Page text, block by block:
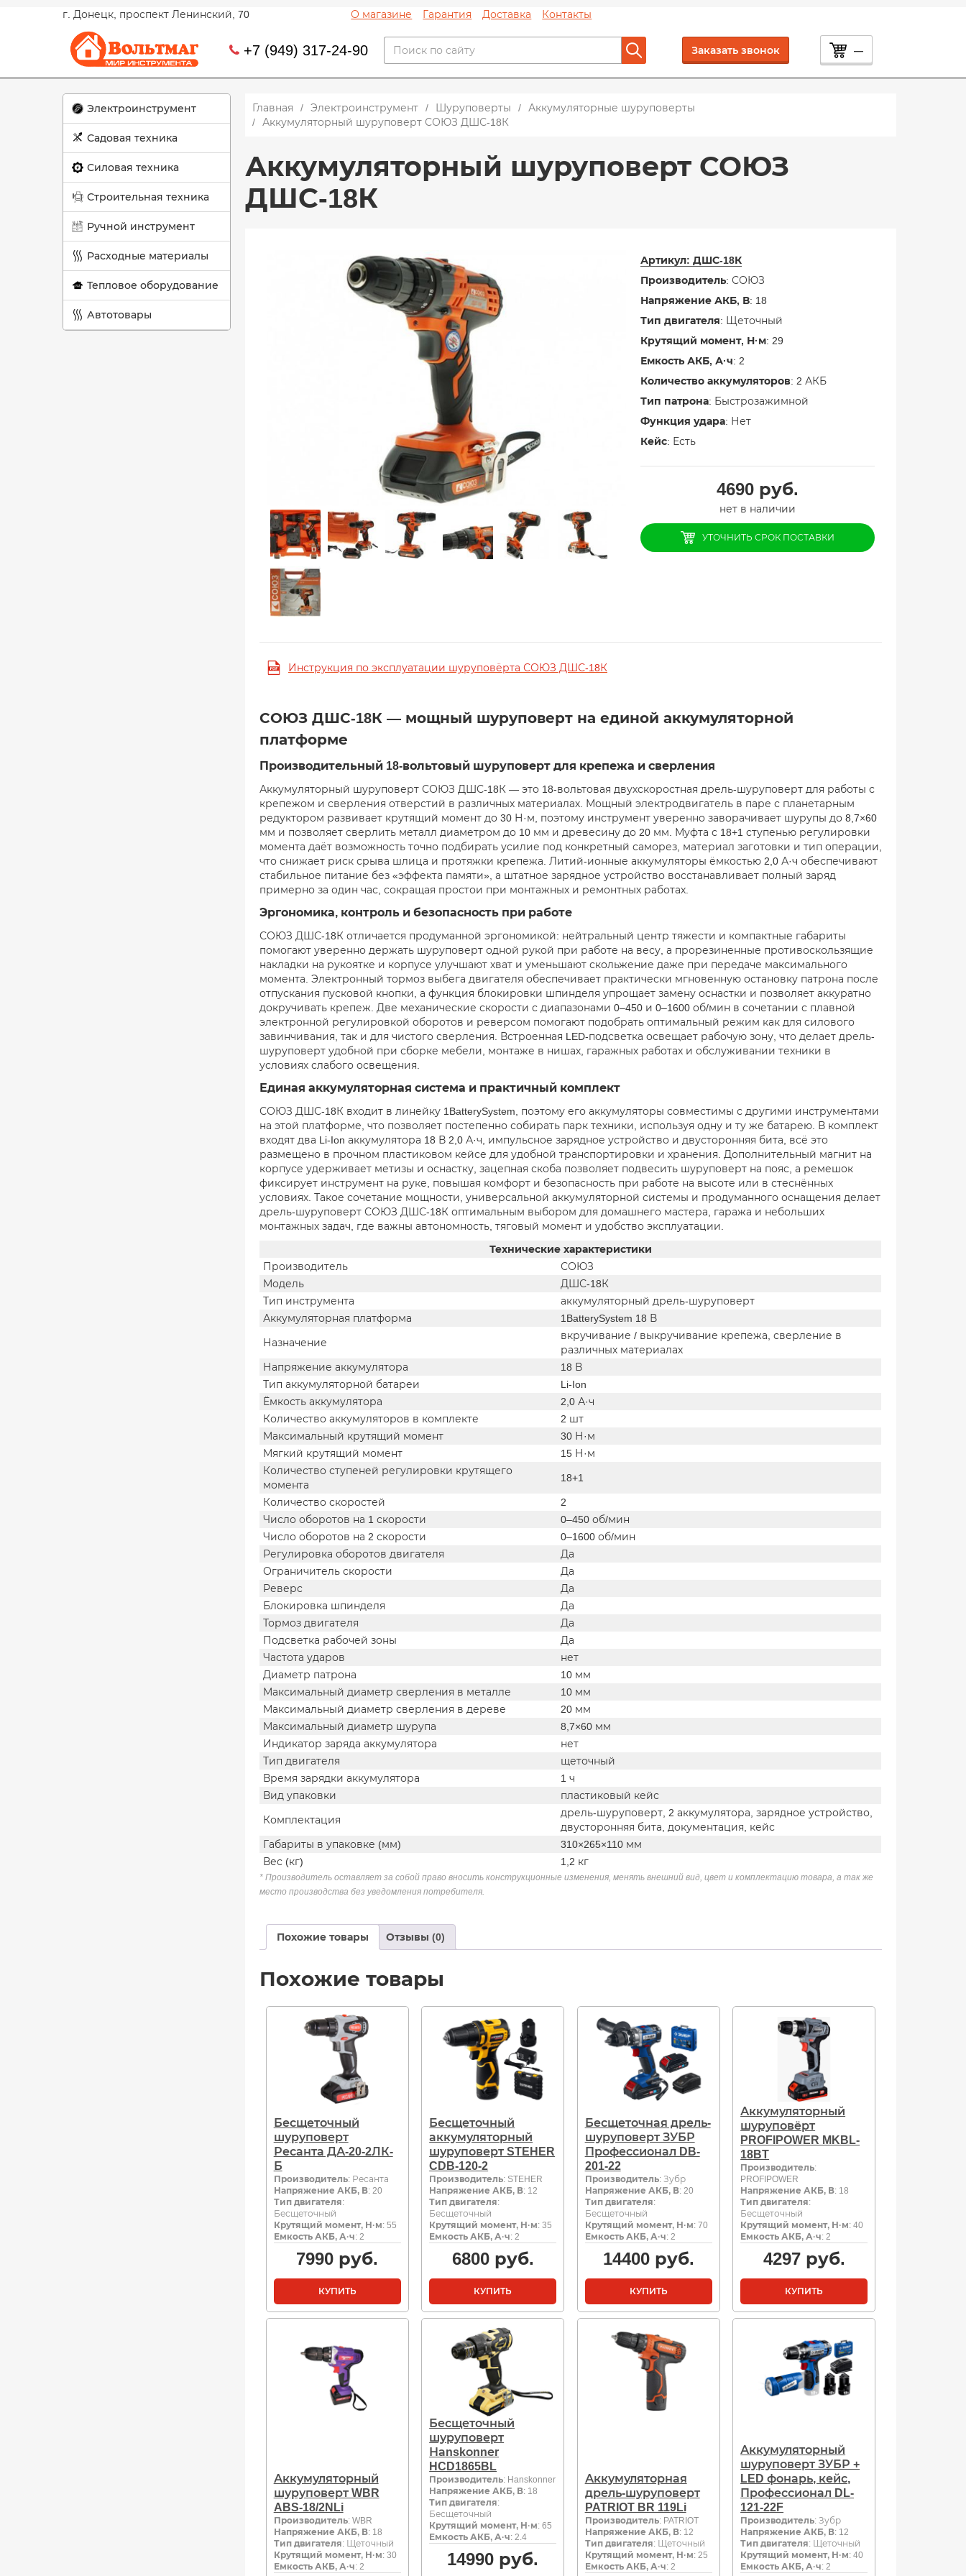
г. Донецк, проспект Ленинский, 70 О магазине Гарантия Доставка Контакты
+7 (949) 317-24-90 Заказать звонок —
Электроинструмент
Садовая техника
Силовая техника
Строительная техника
Ручной инструмент
Расходные материалы
Тепловое оборудование
Автотовары
Главная Электроинструмент Шуруповерты
Аккумуляторные шуруповерты
Аккумуляторный шуруповерт СОЮЗ ДШС-18К
Аккумуляторный шуруповерт СОЮЗ
ДШС-18К
Артикул: ДШС-18К
Производитель: СОЮЗ
Напряжение АКБ, В: 18
Тип двигателя: Щеточный
Крутящий момент, Н·м: 29
Емкость АКБ, А·ч: 2
Количество аккумуляторов: 2 АКБ
Тип патрона: Быстрозажимной
Функция удара: Нет
Кейс: Есть
4690руб.
нет в наличии
УТОЧНИТЬ СРОК ПОСТАВКИ
Инструкция по эксплуатации шуруповёрта СОЮЗ ДШС-18К
СОЮЗ ДШС-18К — мощный шуруповерт на единой аккумуляторной
платформе
Производительный 18-вольтовый шуруповерт для крепежа и сверления
Аккумуляторный шуруповерт СОЮЗ ДШС-18К — это 18-вольтовая двухскоростная дрель-шуруповерт для работы с
крепежом и сверления отверстий в различных материалах. Мощный электродвигатель в паре с планетарным
редуктором развивает крутящий момент до 30 Н·м, поэтому инструмент уверенно заворачивает шурупы до 8,7×60
мм и позволяет сверлить металл диаметром до 10 мм и древесину до 20 мм. Муфта с 18+1 ступенью регулировки
момента даёт возможность точно подбирать усилие под конкретный саморез, материал заготовки и тип операции,
что снижает риск срыва шлица и протяжки крепежа. Литий-ионные аккумуляторы ёмкостью 2,0 А·ч обеспечивают
стабильное питание без «эффекта памяти», а штатное зарядное устройство восстанавливает полный заряд
примерно за один час, сокращая простои при монтажных и ремонтных работах.
Эргономика, контроль и безопасность при работе
СОЮЗ ДШС-18К отличается продуманной эргономикой: нейтральный центр тяжести и компактные габариты
помогают уверенно держать шуруповерт одной рукой при работе на весу, а прорезиненные противоскользящие
накладки на рукоятке и корпусе улучшают хват и уменьшают скольжение даже при передаче максимального
момента. Электронный тормоз выбега двигателя обеспечивает практически мгновенную остановку патрона после
отпускания пусковой кнопки, а функция блокировки шпинделя упрощает замену оснастки и позволяет аккуратно
докручивать крепеж. Две механические скорости с диапазонами 0–450 и 0–1600 об/мин в сочетании с плавной
электронной регулировкой оборотов и реверсом помогают подобрать оптимальный режим как для силового
завинчивания, так и для чистого сверления. Встроенная LED-подсветка освещает рабочую зону, что делает дрель-
шуруповерт удобной при сборке мебели, монтаже в нишах, гаражных работах и обслуживании техники в
условиях слабого освещения.
Единая аккумуляторная система и практичный комплект
СОЮЗ ДШС-18К входит в линейку 1BatterySystem, поэтому его аккумуляторы совместимы с другими инструментами
на этой платформе, что позволяет постепенно собирать парк техники, используя одну и ту же батарею. В комплект
входят два Li-Ion аккумулятора 18 В 2,0 А·ч, импульсное зарядное устройство и двусторонняя бита, всё это
размещено в прочном пластиковом кейсе для удобной транспортировки и хранения. Дополнительный магнит на
корпусе удерживает метизы и оснастку, зацепная скоба позволяет подвесить шуруповерт на пояс, а ремешок
фиксирует инструмент на руке, повышая комфорт и безопасность при работе на высоте или в стеснённых
условиях. Такое сочетание мощности, универсальной аккумуляторной системы и продуманного оснащения делает
дрель-шуруповерт СОЮЗ ДШС-18К оптимальным выбором для домашнего мастера, гаража и небольших
монтажных задач, где важны автономность, тяговый момент и удобство эксплуатации.
Технические характеристики
Производитель
СОЮЗ
Модель
ДШС-18К
Тип инструмента
аккумуляторный дрель-шуруповерт
Аккумуляторная платформа
1BatterySystem 18 В
Назначение
вкручивание / выкручивание крепежа, сверление в
различных материалах
Напряжение аккумулятора
18 В
Тип аккумуляторной батареи
Li-Ion
Ёмкость аккумулятора
2,0 А·ч
Количество аккумуляторов в комплекте
2 шт
Максимальный крутящий момент
30 Н·м
Мягкий крутящий момент
15 Н·м
Количество ступеней регулировки крутящего
момента
18+1
Количество скоростей
2
Число оборотов на 1 скорости
0–450 об/мин
Число оборотов на 2 скорости
0–1600 об/мин
Регулировка оборотов двигателя
Да
Ограничитель скорости
Да
Реверс
Да
Блокировка шпинделя
Да
Тормоз двигателя
Да
Подсветка рабочей зоны
Да
Частота ударов
нет
Диаметр патрона
10 мм
Максимальный диаметр сверления в металле
10 мм
Максимальный диаметр сверления в дереве
20 мм
Максимальный диаметр шурупа
8,7×60 мм
Индикатор заряда аккумулятора
нет
Тип двигателя
щеточный
Время зарядки аккумулятора
1 ч
Вид упаковки
пластиковый кейс
Комплектация
дрель-шуруповерт, 2 аккумулятора, зарядное устройство,
двусторонняя бита, документация, кейс
Габариты в упаковке (мм)
310×265×110 мм
Вес (кг)
1,2 кг
* Производитель оставляет за собой право вносить конструкционные изменения, менять внешний вид, цвет и комплектацию товара, а так же
место производства без уведомления потребителя.
Похожие товары Отзывы (0)
Похожие товары
Бесщеточный
шуруповерт
Ресанта ДА-20-2ЛК-
Б
Производитель: Ресанта
Напряжение АКБ, В: 20
Тип двигателя:
Бесщеточный
Крутящий момент, Н·м: 55
Емкость АКБ, А·ч: 2
7990 руб.
КУПИТЬ
Бесщеточный
аккумуляторный
шуруповерт STEHER
CDB-120-2
Производитель: STEHER
Напряжение АКБ, В: 12
Тип двигателя:
Бесщеточный
Крутящий момент, Н·м: 35
Емкость АКБ, А·ч: 2
6800руб.
КУПИТЬ
Бесщеточная дрель-
шуруповерт ЗУБР
Профессионал DB-
201-22
Производитель: Зубр
Напряжение АКБ, В: 20
Тип двигателя:
Бесщеточный
Крутящий момент, Н·м: 70
Емкость АКБ, А·ч: 2
14400руб.
КУПИТЬ
Аккумуляторный
шуруповёрт
PROFIPOWER MKBL-
18BT
Производитель:
PROFIPOWER
Напряжение АКБ, В: 18
Тип двигателя:
Бесщеточный
Крутящий момент, Н·м: 40
Емкость АКБ, А·ч: 2
4297руб.
КУПИТЬ
Аккумуляторный
шуруповерт WBR
ABS-18/2NLi
Производитель: WBR
Напряжение АКБ, В: 18
Тип двигателя: Щеточный
Крутящий момент, Н·м: 30
Емкость АКБ, А·ч: 2
Бесщеточный
шуруповерт
Наnskоnnеr
HCD1865BL
Производитель: Hanskonner
Напряжение АКБ, В: 18
Тип двигателя:
Бесщеточный
Крутящий момент, Н·м: 65
Емкость АКБ, А·ч: 2.4
14990 руб.
Аккумуляторная
дрель-шуруповерт
PATRIOT BR 119Li
Производитель: PATRIOT
Напряжение АКБ, В: 12
Тип двигателя: Щеточный
Крутящий момент, Н·м: 25
Емкость АКБ, А·ч: 2
Аккумуляторный
шуруповерт ЗУБР +
LED фонарь, кейс,
Профессионал DL-
121-22F
Производитель: Зубр
Напряжение АКБ, В: 12
Тип двигателя: Щеточный
Крутящий момент, Н·м: 40
Емкость АКБ, А·ч: 2